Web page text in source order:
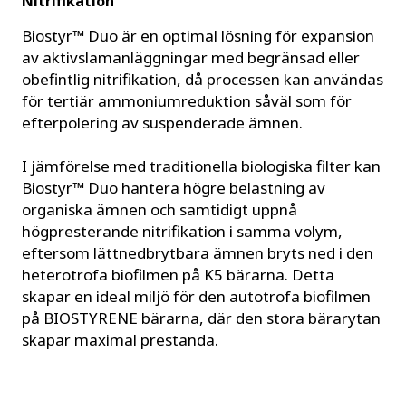
Biostyr™ Duo är en optimal lösning för expansion
av aktivslamanläggningar med begränsad eller
obefintlig nitrifikation, då processen kan användas
för tertiär ammoniumreduktion såväl som för
efterpolering av suspenderade ämnen.
I jämförelse med traditionella biologiska filter kan
Biostyr™ Duo hantera högre belastning av
organiska ämnen och samtidigt uppnå
högpresterande nitrifikation i samma volym,
eftersom lättnedbrytbara ämnen bryts ned i den
heterotrofa biofilmen på K5 bärarna. Detta
skapar en ideal miljö för den autotrofa biofilmen
på BIOSTYRENE bärarna, där den stora bärarytan
skapar maximal prestanda.